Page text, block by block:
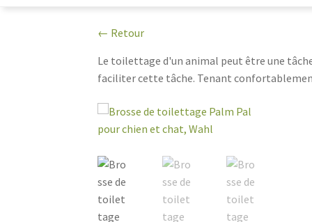
← Retour
Le toilettage d'un animal peut être une
faciliter cette tâche. Tenant
toilettage. Non seulement cela donne plus
facilite également le nettoyage et le
toilettage. De plus, ses poils sont conçus
d'apparence saine et bien entretenue, sans
fiable qui vous permettra, à vous et à votre
main pour toilettage de chien et chat.